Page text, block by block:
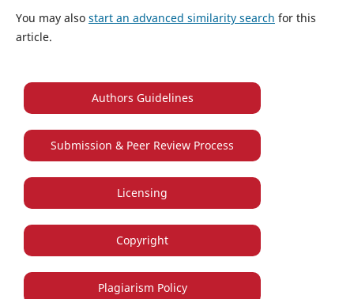
You may also start an advanced similarity search for this
article.
Authors Guidelines
Submission & Peer Review Process
Licensing
Copyright
Plagiarism Policy